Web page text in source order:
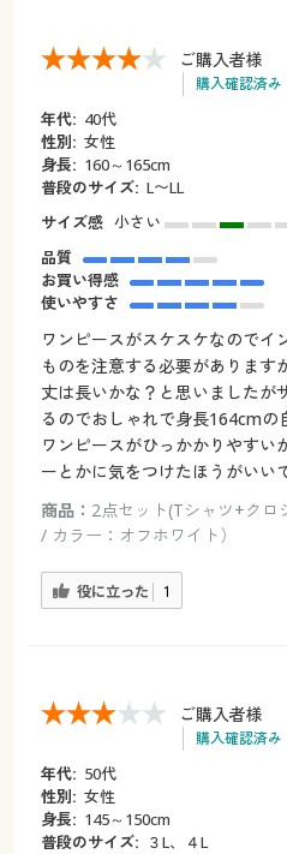
ご購入者様
購入確認済み
年代: 40代
性別: 女性
身長: 160～165cm
普段のサイズ: L〜LL
サイズ感 小さい
品質
お買い得感
使いやすさ
ワンピースがスケスケなのでイ
ものを注意する必要があります
丈は長いかな？と思いましたが
るのでおしゃれで身長164cmの
ワンピースがひっかかりやすい
ーとかに気をつけたほうがいい
商品： 2点セット(Tシャツ+クロ
/ カラー：オフホワイト）
役に立った 1
ご購入者様
購入確認済み
年代: 50代
性別: 女性
身長: 145～150cm
普段のサイズ: ３L、４L